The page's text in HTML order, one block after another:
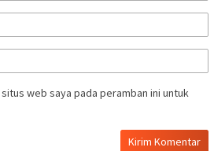
web saya pada peramban ini untuk